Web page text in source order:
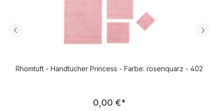
Rhomtuft - Handtücher Princess - Farbe: rosenquarz - 402
Regulärer Preis:
0,00 €*